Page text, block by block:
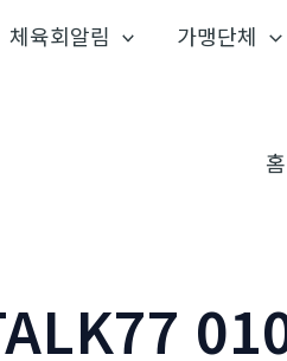
체육회알림 가맹단체
홈